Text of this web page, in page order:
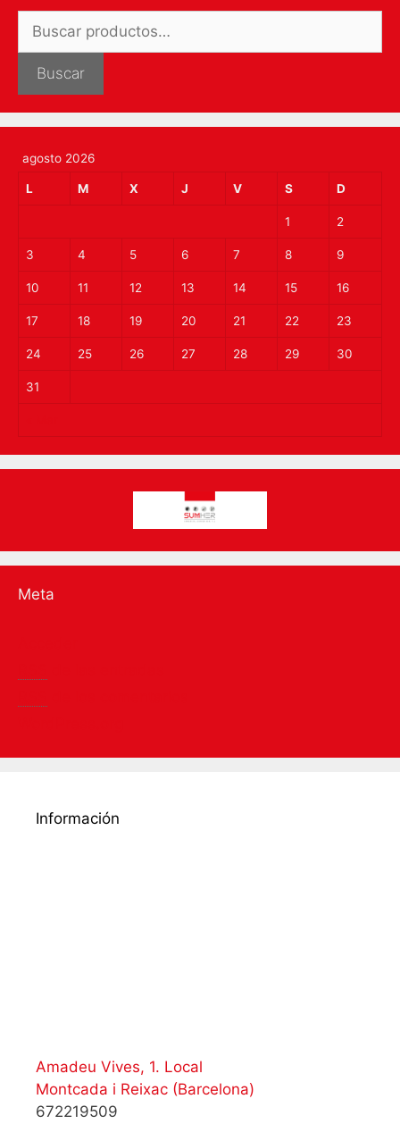
por:
Buscar
agosto 2026
L M X J V S D
1 2
3 4 5 6 7 8 9
10 11 12 13 14 15 16
17 18 19 20 21 22 23
24 25 26 27 28 29 30
31
Meta
Información
Amadeu Vives, 1. Local
Montcada i Reixac (Barcelona)
672219509